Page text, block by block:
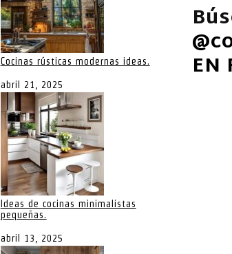
Cocinas rústicas modernas ideas.
abril 21, 2025
Ideas de cocinas minimalistas
pequeñas.
abril 13, 2025
EN